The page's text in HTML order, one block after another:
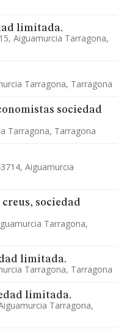
limitada.
Aiguamurcia Tarragona,
Tarragona, Tarragona
sociedad
Tarragona, Tarragona
Aiguamurcia
sociedad
Tarragona,
limitada.
Tarragona, Tarragona
limitada.
Tarragona,